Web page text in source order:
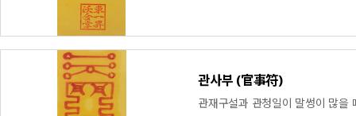
관사부 (官事符)
관재구설과 관청일이 말썽이 많을